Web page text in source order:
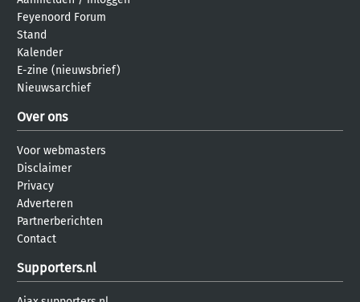
Feyenoord Forum
Stand
Kalender
E-zine (nieuwsbrief)
Nieuwsarchief
Over ons
Voor webmasters
Disclaimer
Privacy
Adverteren
Partnerberichten
Contact
Supporters.nl